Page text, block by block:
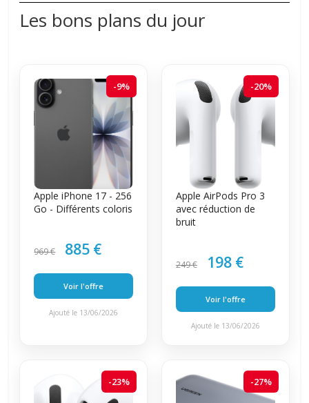
Les bons plans du jour
-9%
Apple iPhone 17 - 256
Go - Différents coloris
969 € 885 €
Voir l'offre
Ajouté le 13/06/2026
-20%
Apple AirPods Pro 3
avec réduction de
bruit
249 € 198 €
Voir l'offre
Ajouté le 13/06/2026
-23% -27%